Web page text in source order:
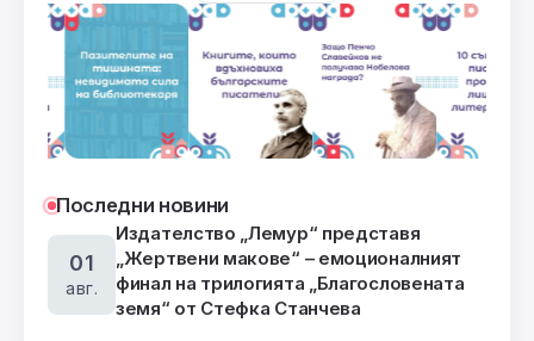
Последни новини
01
авг.
Издателство „Лемур“ представя
„Жертвени макове“ – емоционалният
финал на трилогията „Благословената
земя“ от Стефка Станчева